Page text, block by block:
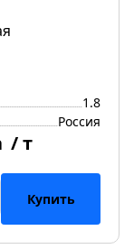
1.8
Россия
/ т
Купить